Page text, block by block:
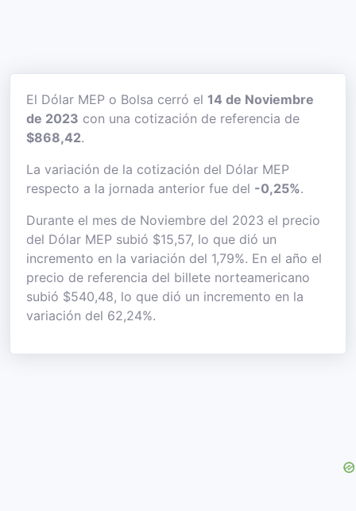
El Dólar MEP o Bolsa cerró el 14 de Noviembre
de 2023 con una cotización de referencia de
$868,42.
La variación de la cotización del Dólar MEP
respecto a la jornada anterior fue del -0,25%.
Durante el mes de Noviembre del 2023 el precio
del Dólar MEP subió $15,57, lo que dió un
incremento en la variación del 1,79%. En el año el
precio de referencia del billete norteamericano
subió $540,48, lo que dió un incremento en la
variación del 62,24%.